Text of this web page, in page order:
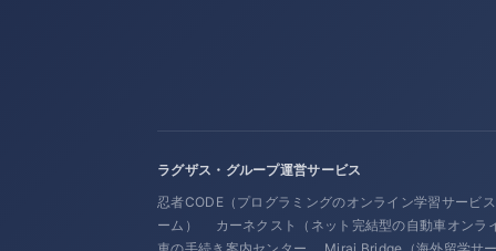
ラグザス・グループ運営サービス
忍者CODE（プログラミングのオンライン学習サービス
ーム）
カーネクスト（ネット完結型の自動車オンラ